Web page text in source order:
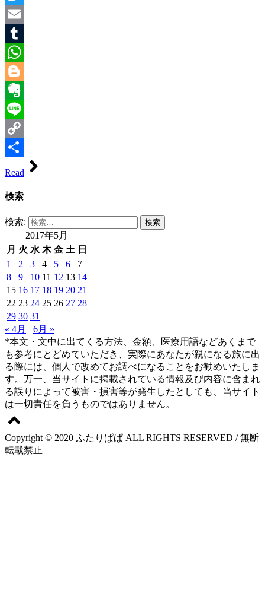
Twitter
Email
Tumblr
WhatsApp
Blogger
Evernote
Line
Copy
Read
検索
検索:
2017年5月
月 火 水 木 金 土 日
1
2 3 4 5 6
7
8
9 10 11 12 13 14
15 16 17 18 19 20 21
22 23 24 25 26 27 28
29 30 31
« 4月
6月 »
*本文・文中に出てくる方法、金額、医療用語などあくまで
も参考にとどめていただき、実際にあなたが親になる旅に出
る際には、個人で改めてお調べになることをお勧めいたしま
す。万一、当サイトに掲載されている情報及び内容に含まれ
る誤りによって被害・損害等が発生したとしても、当サイト
は一切責任を負うものではありません。
Copyright © 2020 ふたりぱぱ ALL RIGHTS RESERVED / 無断
転載禁止